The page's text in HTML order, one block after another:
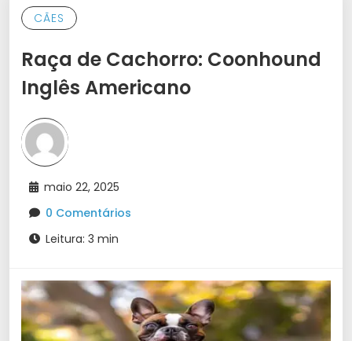
CÃES
Raça de Cachorro: Coonhound
Inglês Americano
maio 22, 2025
0 Comentários
Leitura: 3 min